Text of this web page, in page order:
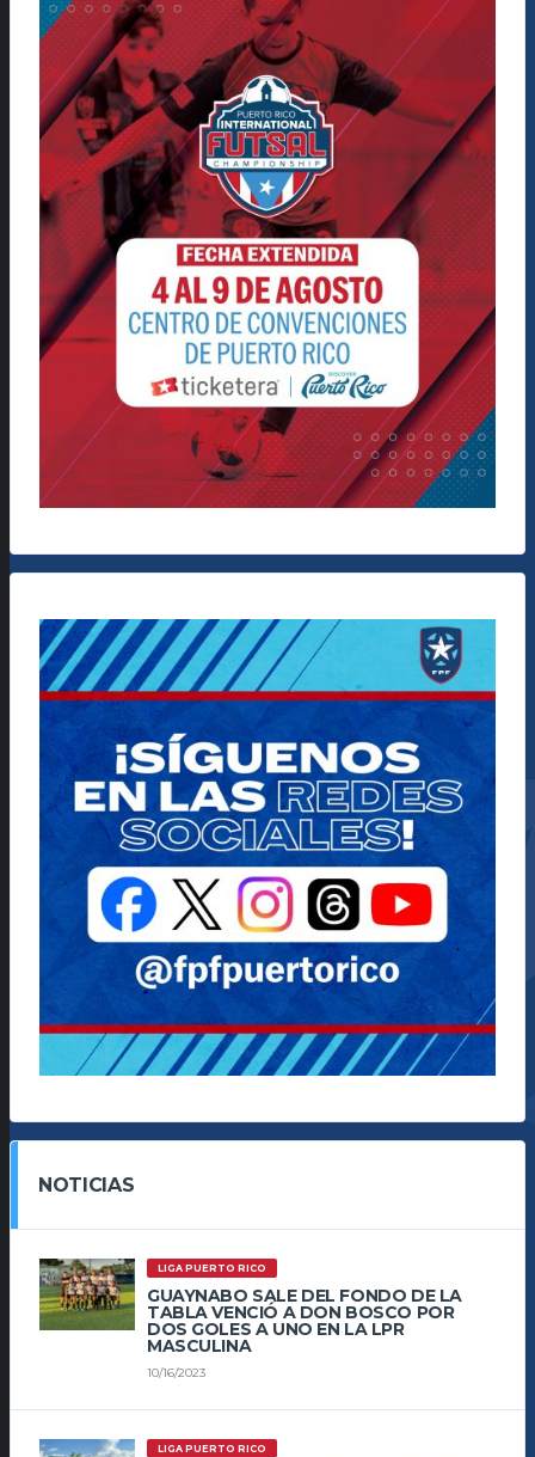
NOTICIAS
LIGA PUERTO RICO
GUAYNABO SALE DEL FONDO DE LA
TABLA VENCIÓ A DON BOSCO POR
DOS GOLES A UNO EN LA LPR
MASCULINA
10/16/2023
LIGA PUERTO RICO